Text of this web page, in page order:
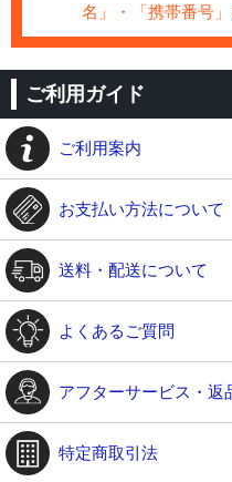
名」・「携帯番号
ご利用ガイド
ご利用案内
お支払い方法について
送料・配送について
よくあるご質問
アフターサービス・返
特定商取引法